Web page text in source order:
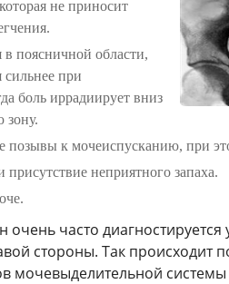
не приносит
поясничной области,
сильнее при
боль иррадиирует вниз
зону.
позывы к мочеиспусканию, при
неприятного запаха.
часто
стороны. Так происходит
мочевыделительной